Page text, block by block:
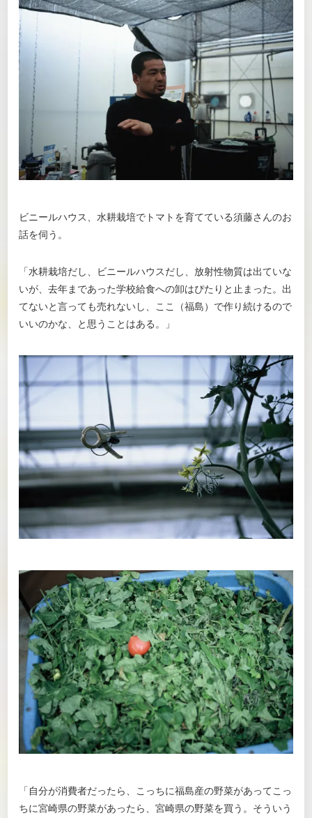
ビニールハウス、水耕栽培でトマトを育てている須藤さんのお
話を伺う。
「水耕栽培だし、ビニールハウスだし、放射性物質は出ていな
いが、去年まであった学校給食への卸はぴたりと止まった。出
てないと言っても売れないし、ここ（福島）で作り続けるので
いいのかな、と思うことはある。」
「自分が消費者だったら、こっちに福島産の野菜があってこっ
ちに宮崎県の野菜があったら、宮崎県の野菜を買う。そういう